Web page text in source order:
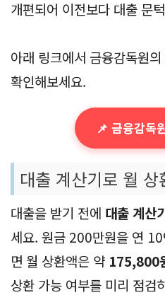
개편되어 이전보다 대출 문
아래 링크에서 금융감독원
확인해보세요.
📌 금융감독
대출 계산기로 월 상
대출을 받기 전에 대출 계산
세요. 원금 200만원을 연
면 월 상환액은 약 175,800
상환 가능 여부를 미리 점검